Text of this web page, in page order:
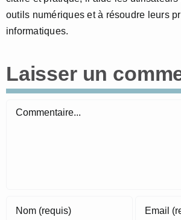
outils numériques et à résoudre leurs
informatiques.
Laisser un
Commentaire